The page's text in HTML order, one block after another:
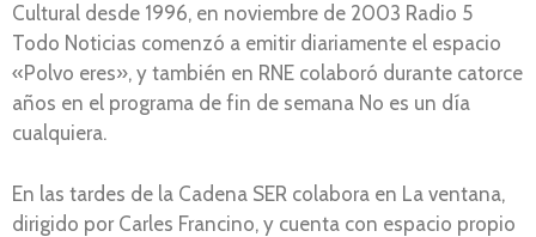
Cultural desde 1996, en noviembre de 2003 Radio 5
Todo Noticias comenzó a emitir diariamente el espacio
«Polvo eres», y también en RNE colaboró durante catorce
años en el programa de fin de semana No es un día
cualquiera.
En las tardes de la Cadena SER colabora en La ventana,
dirigido por Carles Francino, y cuenta con espacio propio